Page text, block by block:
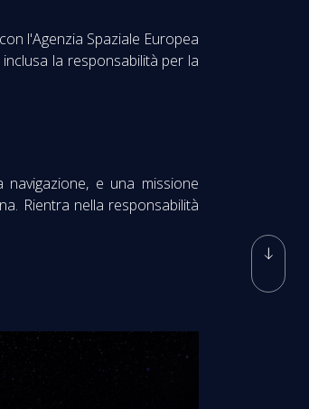
l'Agenzia Spaziale Europea
la responsabilità per la
e una missione
Rientra nella responsabilità